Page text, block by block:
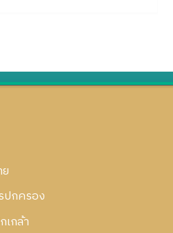
ปกครอง
กล้า